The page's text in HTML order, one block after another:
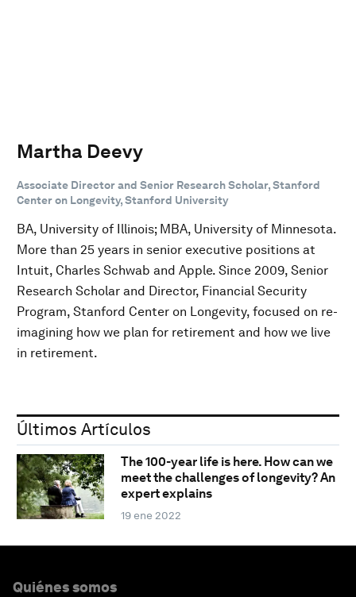
Martha Deevy
Associate Director and Senior Research Scholar, Stanford
Center on Longevity, Stanford University
BA, University of Illinois; MBA, University of Minnesota.
More than 25 years in senior executive positions at
Intuit, Charles Schwab and Apple. Since 2009, Senior
Research Scholar and Director, Financial Security
Program, Stanford Center on Longevity, focused on re-
imagining how we plan for retirement and how we live
in retirement.
Últimos Artículos
The 100-year life is here. How can we
meet the challenges of longevity? An
expert explains
19 ene 2022
Quiénes somos